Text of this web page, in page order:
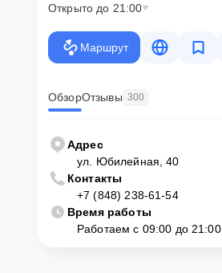
Открыто до 21:00
Маршрут
ОбзорОтзывы 300
Адрес
ул. Юбилейная, 40
Контакты
+7 (848) 238-61-54
Время работы
Работаем с 09:00 до 21:00